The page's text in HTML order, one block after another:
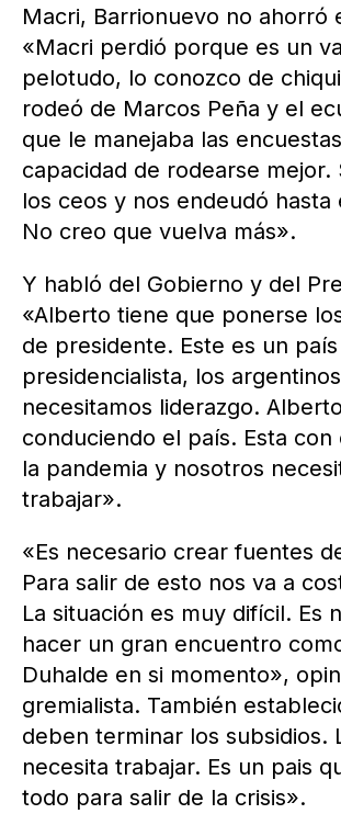
Macri, Barrionuevo no ahorró
«Macri perdió porque es un
pelotudo, lo conozco de
rodeó de Marcos Peña y el
que le manejaba las
capacidad de rodearse mejor.
los ceos y nos endeudó hasta
No creo que vuelva más».
Y habló del Gobierno y del
«Alberto tiene que ponerse
de presidente. Este es un país
presidencialista, los argentinos
necesitamos liderazgo.
conduciendo el país. Esta con
la pandemia y nosotros
trabajar».
«Es necesario crear fuentes
Para salir de esto nos va a
La situación es muy difícil. Es
hacer un gran encuentro
Duhalde en si momento»,
gremialista. También
deben terminar los subsidios.
necesita trabajar. Es un pais
todo para salir de la crisis».